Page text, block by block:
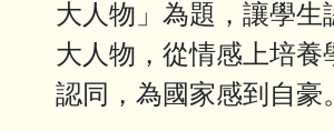
大人物」為題，讓學生
大人物，從情感上培養
認同，為國家感到自豪。